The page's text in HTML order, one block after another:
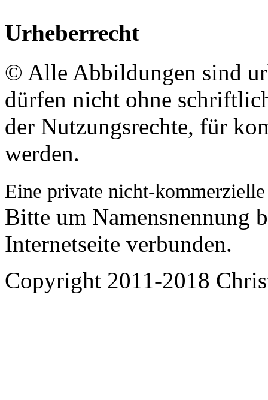
Urheberrecht
© Alle Abbildungen sind
dürfen nicht ohne
der Nutzungsrechte, für
werden.
Eine private nicht-
Bitte um Namensnennung
Internetseite verbunden.
Copyright 2011-2018